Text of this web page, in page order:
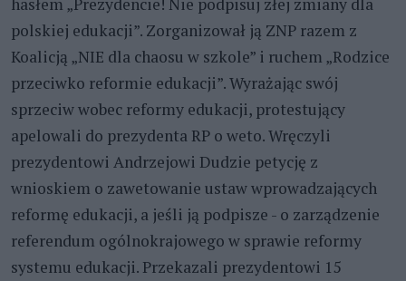
polskiej edukacji”. Zorganizował ją ZNP razem z
Koalicją „NIE dla chaosu w szkole” i ruchem „Rodzice
przeciwko reformie edukacji”. Wyrażając swój
sprzeciw wobec reformy edukacji, protestujący
apelowali do prezydenta RP o weto. Wręczyli
prezydentowi Andrzejowi Dudzie petycję z
wnioskiem o zawetowanie ustaw wprowadzających
reformę edukacji, a jeśli ją podpisze - o zarządzenie
referendum ogólnokrajowego w sprawie reformy
systemu edukacji. Przekazali prezydentowi 15